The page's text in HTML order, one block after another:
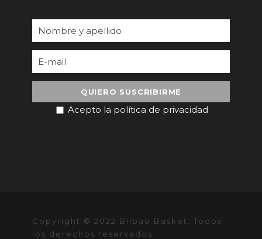
Acepto la política de privacidad
Copyright © 2022 Bilbao Basket. Todos
los derechos reservados